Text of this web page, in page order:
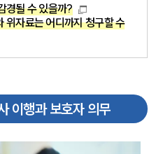
경될 수 있을까?
위자료는 어디까지 청구할 수
이행과 보호자 의무